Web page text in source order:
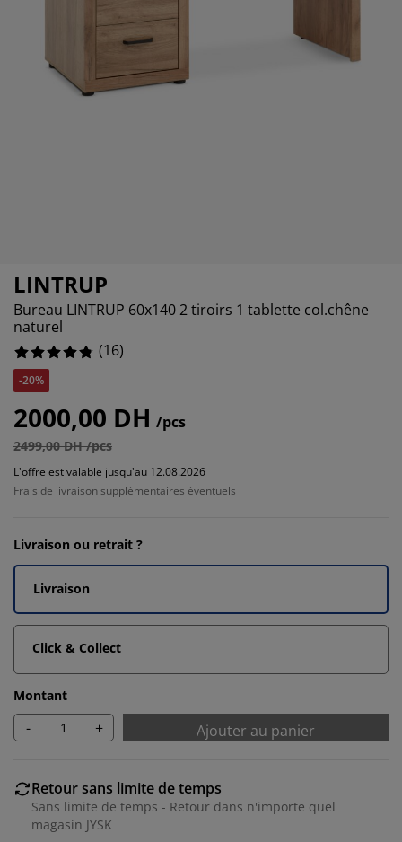
de chambre
avec rangement
enfants
entretien meubles
d'extérieur
enfant
LINTRUP
Bureau LINTRUP 60x140 2 tiroirs 1 tablette col.chêne
naturel
(16)
-20%
2000,00 DH /pcs
2499,00 DH /pcs
L'offre est valable jusqu'au 12.08.2026
Frais de livraison supplémentaires éventuels
Livraison ou retrait ?
Livraison
Click & Collect
Montant
- + Ajouter au panier
Retour sans limite de temps
Sans limite de temps - Retour dans n'importe quel
magasin JYSK